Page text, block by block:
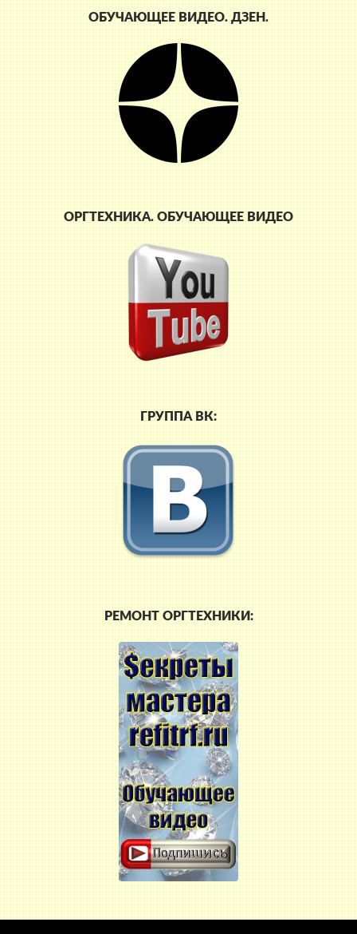
ОБУЧАЮЩЕЕ ВИДЕО. ДЗЕН.
ОРГТЕХНИКА. ОБУЧАЮЩЕЕ ВИДЕО
ГРУППА ВК:
РЕМОНТ ОРГТЕХНИКИ: